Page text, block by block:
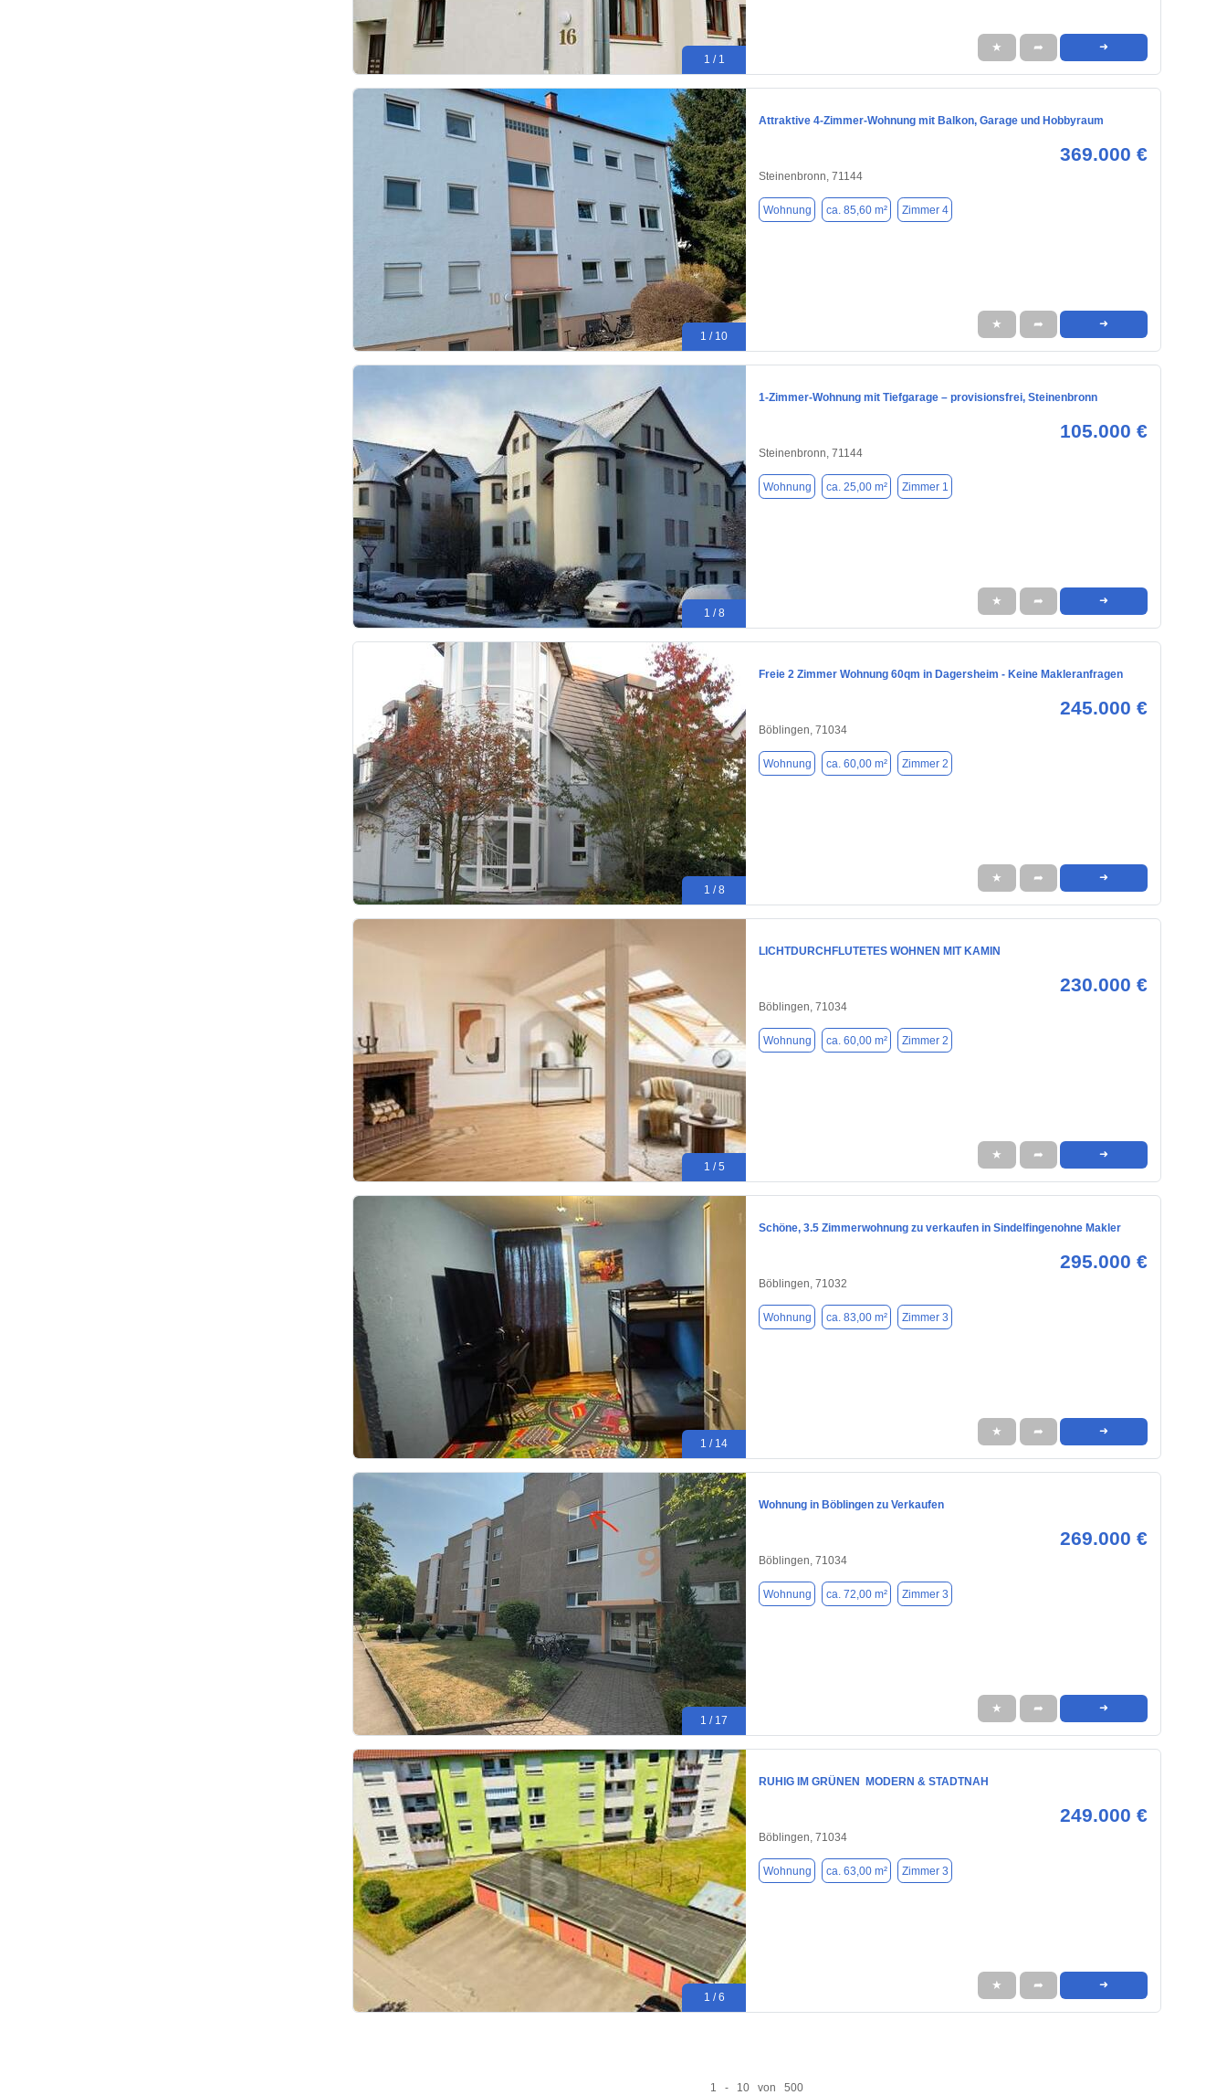
1 / 1
★ ➦ ➜
1 / 10
Attraktive 4-Zimmer-Wohnung mit Balkon, Garage und Hobbyraum
369.000 €
Steinenbronn, 71144
Wohnung ca. 85,60 m² Zimmer 4
★ ➦ ➜
1 / 8
1-Zimmer-Wohnung mit Tiefgarage – provisionsfrei, Steinenbronn
105.000 €
Steinenbronn, 71144
Wohnung ca. 25,00 m² Zimmer 1
★ ➦ ➜
1 / 8
Freie 2 Zimmer Wohnung 60qm in Dagersheim - Keine Makleranfragen
245.000 €
Böblingen, 71034
Wohnung ca. 60,00 m² Zimmer 2
★ ➦ ➜
1 / 5
LICHTDURCHFLUTETES WOHNEN MIT KAMIN
230.000 €
Böblingen, 71034
Wohnung ca. 60,00 m² Zimmer 2
★ ➦ ➜
1 / 14
Schöne, 3.5 Zimmerwohnung zu verkaufen in Sindelfingenohne Makler
295.000 €
Böblingen, 71032
Wohnung ca. 83,00 m² Zimmer 3
★ ➦ ➜
1 / 17
Wohnung in Böblingen zu Verkaufen
269.000 €
Böblingen, 71034
Wohnung ca. 72,00 m² Zimmer 3
★ ➦ ➜
1 / 6
RUHIG IM GRÜNEN  MODERN & STADTNAH
249.000 €
Böblingen, 71034
Wohnung ca. 63,00 m² Zimmer 3
★ ➦ ➜
1 - 10 von 500